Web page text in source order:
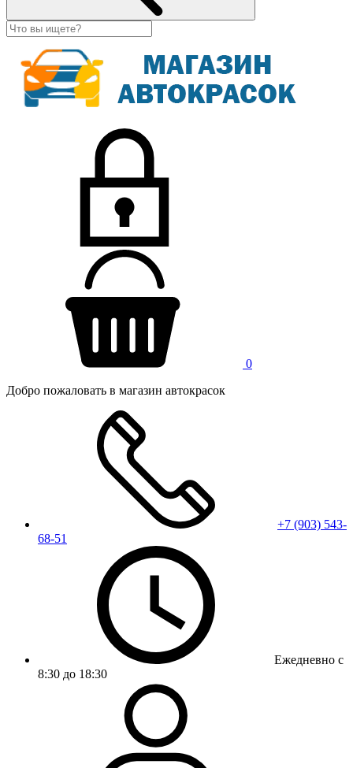
0
Добро пожаловать в магазин автокрасок
+7 (903) 543-
68-51
Ежедневно с
8:30 до 18:30